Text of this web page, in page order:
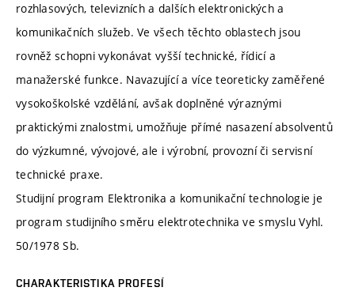
rozhlasových, televizních a dalších elektronických a
komunikačních služeb. Ve všech těchto oblastech jsou
rovněž schopni vykonávat vyšší technické, řídicí a
manažerské funkce. Navazující a více teoreticky zaměřené
vysokoškolské vzdělání, avšak doplněné výraznými
praktickými znalostmi, umožňuje přímé nasazení absolventů
do výzkumné, vývojové, ale i výrobní, provozní či servisní
technické praxe.
Studijní program Elektronika a komunikační technologie je
program studijního směru elektrotechnika ve smyslu Vyhl.
50/1978 Sb.
CHARAKTERISTIKA PROFESÍ